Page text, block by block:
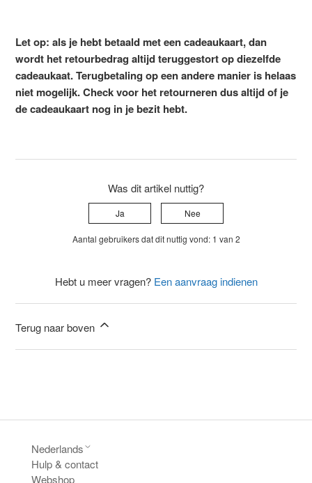
Let op: als je hebt betaald met een cadeaukaart, dan
wordt het retourbedrag altijd teruggestort op diezelfde
cadeaukaat. Terugbetaling op een andere manier is helaas
niet mogelijk. Check voor het retourneren dus altijd of je
de cadeaukaart nog in je bezit hebt.
Was dit artikel nuttig?
Ja Nee
Aantal gebruikers dat dit nuttig vond: 1 van 2
Hebt u meer vragen? Een aanvraag indienen
Terug naar boven
Nederlands
Hulp & contact
Webshop